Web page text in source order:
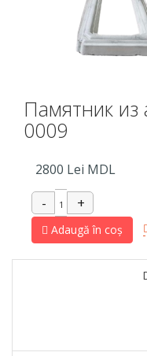
Памятник из
0009
2800 Lei MDL
Adaugă în coș